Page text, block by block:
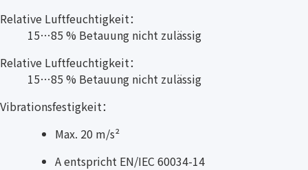
Relative Luftfeuchtigkeit：
15…85 % Betauung nicht zulässig
Relative Luftfeuchtigkeit：
15…85 % Betauung nicht zulässig
Vibrationsfestigkeit：
Max. 20 m/s²
A entspricht EN/IEC 60034-14